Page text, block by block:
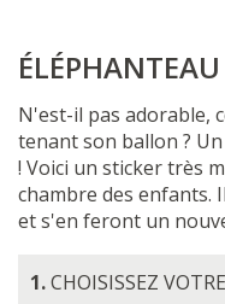
N'est-il pas adorable,
tenant son ballon ?
! Voici un sticker très
chambre des enfants.
et s'en feront un
1.CHOISISSEZ